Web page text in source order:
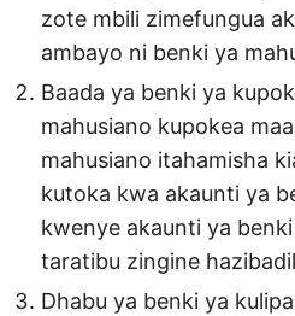
zote mbili zimefungua
ambayo ni benki ya
Baada ya benki ya
mahusiano kupokea
mahusiano itahamisha
kutoka kwa akaunti ya
kwenye akaunti ya
taratibu zingine
Dhabu ya benki ya